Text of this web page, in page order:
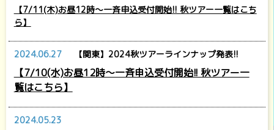
【7/11(木)お昼12時～一斉申込受付開始!! 秋ツアー一覧はこち
ら】
2024.06.27 【関東】2024秋ツアーラインナップ発表!!
【7/10(水)お昼12時～一斉申込受付開始!! 秋ツアー一
覧はこちら】
2024.05.23